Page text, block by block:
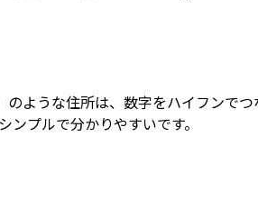
のような住所は、数字をハイフン
ンプルで分かりやすいです。